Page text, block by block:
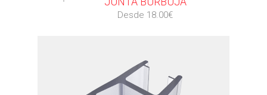
Desde 18.00€